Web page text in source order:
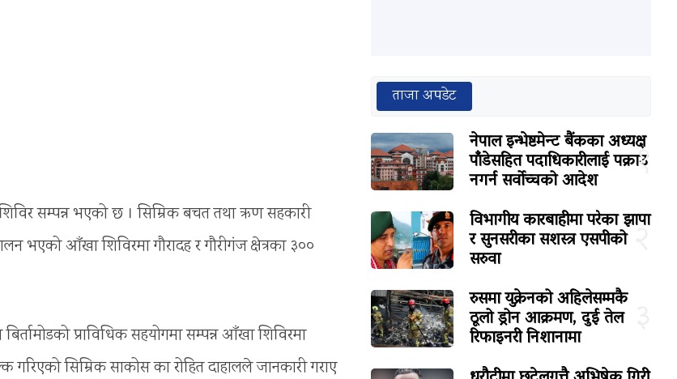
सम्पन्न भएको छ । सिम्रिक बचत तथा ऋण सहकारी
भएको आँखा शिविरमा गौरादह र गौरीगंज क्षेत्रका ३००
प्राविधिक सहयोगमा सम्पन्न आँखा शिविरमा
सिम्रिक साकोस का रोहित दाहालले जानकारी गराए
ताजा अपडेट
१
नेपाल इन्भेष्टमेन्ट बैंकका अध्यक्ष
पाँडेसहित पदाधिकारीलाई पक्राउ
नगर्न सर्वोच्चको आदेश
२
विभागीय कारबाहीमा परेका झापा
र सुनसरीका सशस्त्र एसपीको
सरुवा
रुसमा युक्रेनको अहिलेसम्मकै
ठूलो ड्रोन आक्रमण, दुई तेल
रिफाइनरी निशानामा